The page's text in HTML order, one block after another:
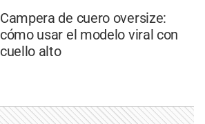
Campera de cuero oversize:
cómo usar el modelo viral con
cuello alto